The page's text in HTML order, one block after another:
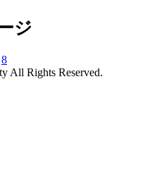
ジ
8
All Rights Reserved.